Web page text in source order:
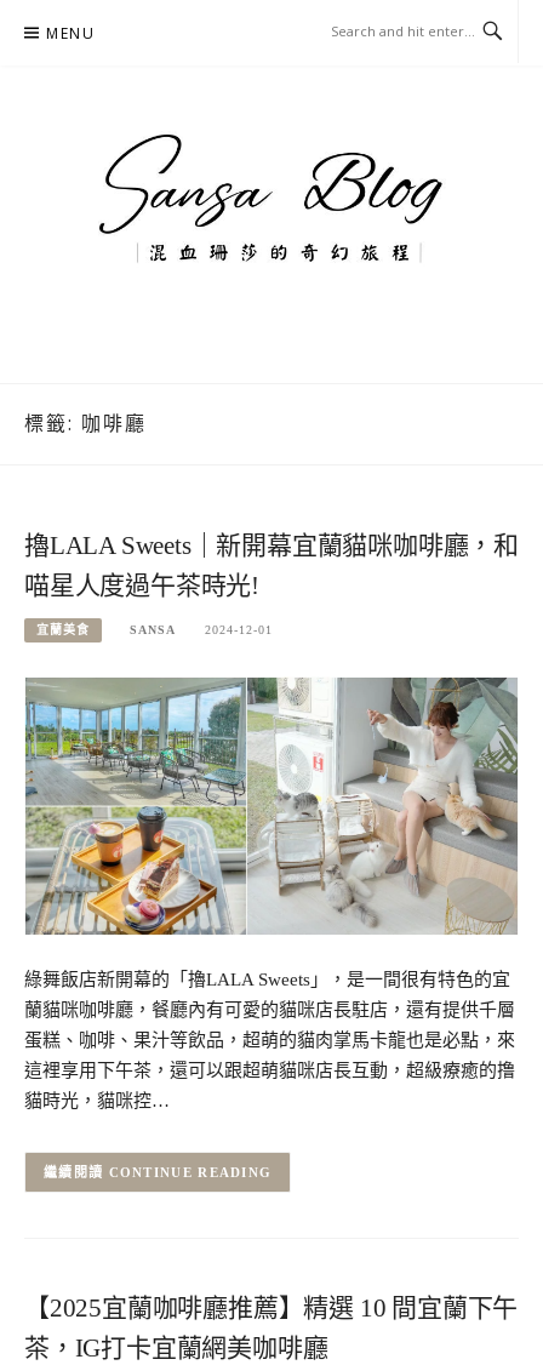
MENU
標籤: 咖啡廳
擼LALA Sweets｜新開幕宜蘭貓咪咖啡廳，和
喵星人度過午茶時光!
宜蘭美食 SANSA 2024-12-01
綠舞飯店新開幕的「擼LALA Sweets」，是一間很有特色的宜
蘭貓咪咖啡廳，餐廳內有可愛的貓咪店長駐店，還有提供千層
蛋糕、咖啡、果汁等飲品，超萌的貓肉掌馬卡龍也是必點，來
這裡享用下午茶，還可以跟超萌貓咪店長互動，超級療癒的撸
貓時光，貓咪控…
CONTINUE READING
【2025宜蘭咖啡廳推薦】精選 10 間宜蘭下午
茶，IG打卡宜蘭網美咖啡廳